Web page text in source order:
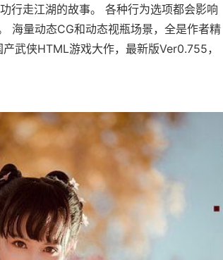
行走江湖的故事。 各种行为选项都会影响
海量动态CG和动态视瓶场景，全是作者精
武侠HTML游戏大作，最新版Ver0.755，